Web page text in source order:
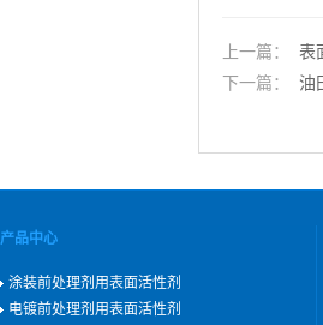
上一篇：
表
下一篇：
油
产品中心
涂装前处理剂用表面活性剂
电镀前处理剂用表面活性剂